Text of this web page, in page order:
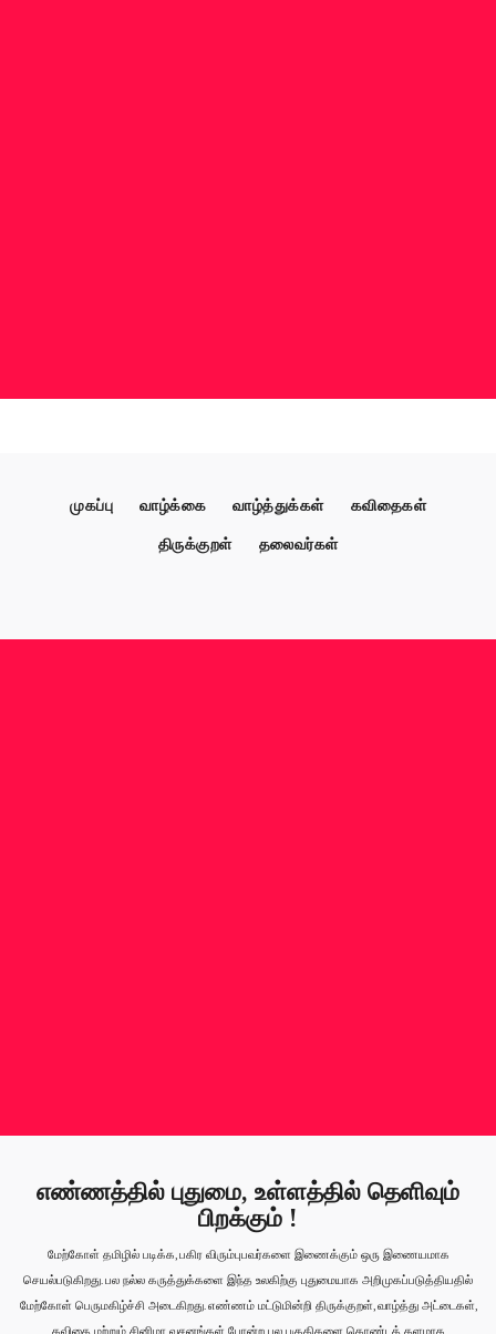
முகப்பு வாழ்க்கை வாழ்த்துக்கள்
கவிதைகள்
திருக்குறள்
தலைவர்கள்
எண்ணத்தில் புதுமை, உள்ளத்தில் தெளிவும்
பிறக்கும் !
மேற்கோள் தமிழில் படிக்க, பகிர விரும்புபவர்களை இணைக்கும் ஒரு இணையமாக
செயல்படுகிறது. பல நல்ல கருத்துக்களை இந்த உலகிற்கு புதுமையாக அறிமுகப்படுத்தியதில்
மேற்கோள் பெருமகிழ்ச்சி அடைகிறது. எண்ணம் மட்டுமின்றி திருக்குறள், வாழ்த்து அட்டைகள்,